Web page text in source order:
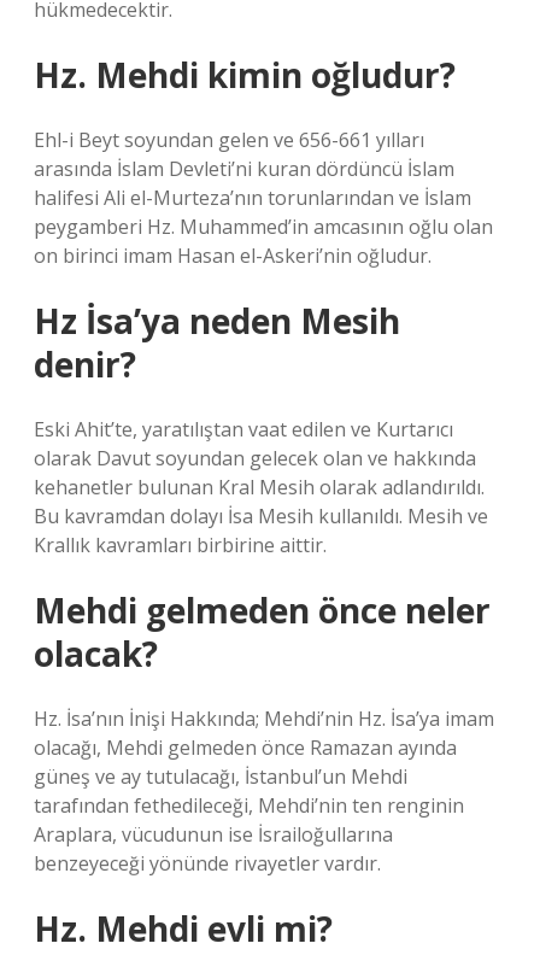
hükmedecektir.
Hz. Mehdi kimin oğludur?
Ehl-i Beyt soyundan gelen ve 656-661 yılları
arasında İslam Devleti’ni kuran dördüncü İslam
halifesi Ali el-Murteza’nın torunlarından ve İslam
peygamberi Hz. Muhammed’in amcasının oğlu olan
on birinci imam Hasan el-Askeri’nin oğludur.
Hz İsa’ya neden Mesih
denir?
Eski Ahit’te, yaratılıştan vaat edilen ve Kurtarıcı
olarak Davut soyundan gelecek olan ve hakkında
kehanetler bulunan Kral Mesih olarak adlandırıldı.
Bu kavramdan dolayı İsa Mesih kullanıldı. Mesih ve
Krallık kavramları birbirine aittir.
Mehdi gelmeden önce neler
olacak?
Hz. İsa’nın İnişi Hakkında; Mehdi’nin Hz. İsa’ya imam
olacağı, Mehdi gelmeden önce Ramazan ayında
güneş ve ay tutulacağı, İstanbul’un Mehdi
tarafından fethedileceği, Mehdi’nin ten renginin
Araplara, vücudunun ise İsrailoğullarına
benzeyeceği yönünde rivayetler vardır.
Hz. Mehdi evli mi?